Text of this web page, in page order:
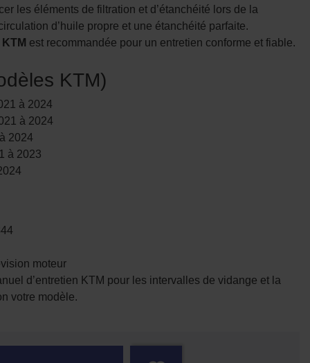
les éléments de filtration et d’étanchéité lors de la
d’huile propre et une étanchéité parfaite.
est recommandée pour un entretien conforme et fiable.
KTM)
à 2024
à 2024
2024
à 2023
moteur
d’entretien KTM pour les intervalles de vidange et la
votre modèle.